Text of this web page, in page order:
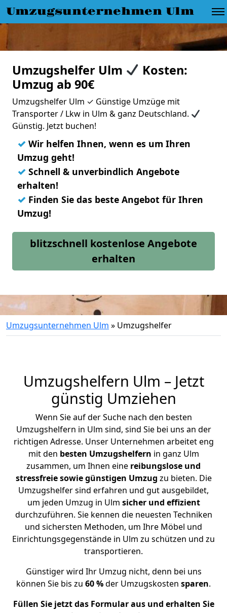
Umzugsunternehmen Ulm
Umzugshelfer Ulm
Kosten:
Umzug ab 90€
Umzugshelfer Ulm ✓ Günstige Umzüge mit
Transporter / Lkw in Ulm & ganz Deutschland.
Günstig. Jetzt buchen!
✓ Wir helfen Ihnen, wenn es um Ihren
Umzug geht!
✓ Schnell & unverbindlich Angebote
erhalten!
✓ Finden Sie das beste Angebot für Ihren
Umzug!
blitzschnell kostenlose Angebote
erhalten
Umzugsunternehmen Ulm » Umzugshelfer
Umzugshelfern Ulm – Jetzt
günstig Umziehen
Wenn Sie auf der Suche nach den besten
Umzugshelfern in Ulm sind, sind Sie bei uns an der
richtigen Adresse. Unser Unternehmen arbeitet eng
mit den besten Umzugshelfern in ganz Ulm
zusammen, um Ihnen eine reibungslose und
stressfreie sowie günstigen Umzug zu bieten. Die
Umzugshelfer sind erfahren und gut ausgebildet,
um jeden Umzug in Ulm sicher und effizient
durchzuführen. Sie kennen die neuesten Techniken
und sichersten Methoden, um Ihre Möbel und
Einrichtungsgegenstände in Ulm zu schützen und zu
transportieren.
Günstiger wird Ihr Umzug nicht, denn bei uns
können Sie bis zu 60 %der Umzugskosten sparen.
Füllen Sie jetzt das Formular aus und erhalten Sie